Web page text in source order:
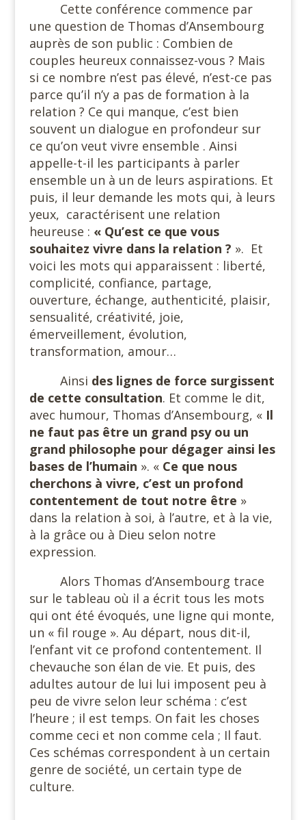
Cette conférence commence par
une question de Thomas d’Ansembourg
auprès de son public : Combien de
couples heureux connaissez-vous ? Mais
si ce nombre n’est pas élevé, n’est-ce pas
parce qu’il n’y a pas de formation à la
relation ? Ce qui manque, c’est bien
souvent un dialogue en profondeur sur
ce qu’on veut vivre ensemble . Ainsi
appelle-t-il les participants à parler
ensemble un à un de leurs aspirations. Et
puis, il leur demande les mots qui, à leurs
yeux, caractérisent une relation
heureuse : « Qu’est ce que vous
souhaitez vivre dans la relation ? ». Et
voici les mots qui apparaissent : liberté,
complicité, confiance, partage,
ouverture, échange, authenticité, plaisir,
sensualité, créativité, joie,
émerveillement, évolution,
transformation, amour…
Ainsi des lignes de force surgissent
de cette consultation. Et comme le dit,
avec humour, Thomas d’Ansembourg, « Il
ne faut pas être un grand psy ou un
grand philosophe pour dégager ainsi les
bases de l’humain ». « Ce que nous
cherchons à vivre, c’est un profond
contentement de tout notre être »
dans la relation à soi, à l’autre, et à la vie,
à la grâce ou à Dieu selon notre
expression.
Alors Thomas d’Ansembourg trace
sur le tableau où il a écrit tous les mots
qui ont été évoqués, une ligne qui monte,
un « fil rouge ». Au départ, nous dit-il,
l’enfant vit ce profond contentement. Il
chevauche son élan de vie. Et puis, des
adultes autour de lui lui imposent peu à
peu de vivre selon leur schéma : c’est
l’heure ; il est temps. On fait les choses
comme ceci et non comme cela ; Il faut.
Ces schémas correspondent à un certain
genre de société, un certain type de
culture.